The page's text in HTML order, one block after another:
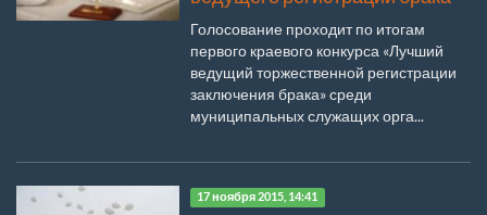
Голосование проходит по итогам
первого краевого конкурса «Лучший
ведущий торжественной регистрации
заключения брака» среди
муниципальных служащих орга...
17 ноября 2015, 14:41